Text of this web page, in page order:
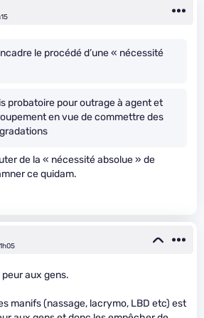
le procédé d’une « nécessité
probatoire pour outrage à agent et
en vue de commettre des
de la « nécessité absolue » de
ce quidam.
aux gens.
manifs (nassage, lacrymo, LBD etc) est